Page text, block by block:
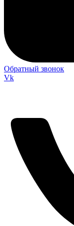
Обратный звонок
Vk